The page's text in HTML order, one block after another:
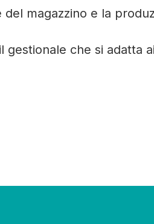
magazzino e la
gestionale che si